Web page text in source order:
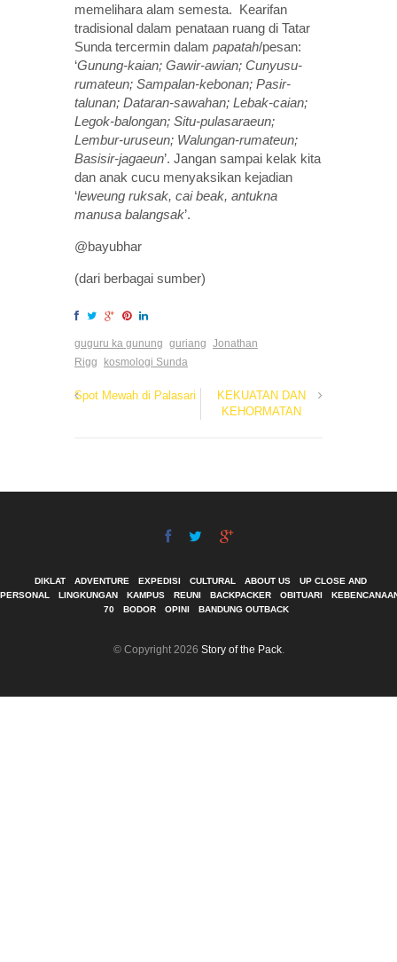
memelihara alam semesta. Kearifan
tradisional dalam penataan ruang di Tatar
Sunda tercermin dalam papatah/pesan:
‘Gunung-kaian; Gawir-awian; Cunyusu-
rumateun; Sampalan-kebonan; Pasir-
talunan; Dataran-sawahan; Lebak-caian;
Legok-balongan; Situ-pulasaraeun;
Lembur-uruseun; Walungan-rumateun;
Basisir-jagaeun’. Jangan sampai kelak kita
dan anak cucu menyaksikan kejadian
‘leweung ruksak, cai beak, antukna
manusa balangsak’.
@bayubhar
(dari berbagai sumber)
guguru ka gunung guriang Jonathan
Rigg
kosmologi Sunda
Spot Mewah di Palasari
KEKUATAN DAN
KEHORMATAN
DIKLAT ADVENTURE EXPEDISI CULTURAL ABOUT US
UP CLOSE AND
PERSONAL
LINGKUNGAN KAMPUS REUNI BACKPACKER OBITUARI
70
BODOR OPINI BANDUNG OUTBACK
© Copyright 2026 Story of the Pack.